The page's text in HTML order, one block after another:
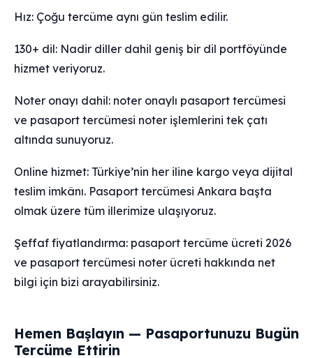
Hız: Çoğu tercüme aynı gün teslim edilir.
130+ dil: Nadir diller dahil geniş bir dil portföyünde
hizmet veriyoruz.
Noter onayı dahil: noter onaylı pasaport tercümesi
ve pasaport tercümesi noter işlemlerini tek çatı
altında sunuyoruz.
Online hizmet: Türkiye’nin her iline kargo veya dijital
teslim imkânı. Pasaport tercümesi Ankara başta
olmak üzere tüm illerimize ulaşıyoruz.
Şeffaf fiyatlandırma: pasaport tercüme ücreti 2026
ve pasaport tercümesi noter ücreti hakkında net
bilgi için bizi arayabilirsiniz.
Hemen Başlayın — Pasaportunuzu Bugün
Tercüme Ettirin